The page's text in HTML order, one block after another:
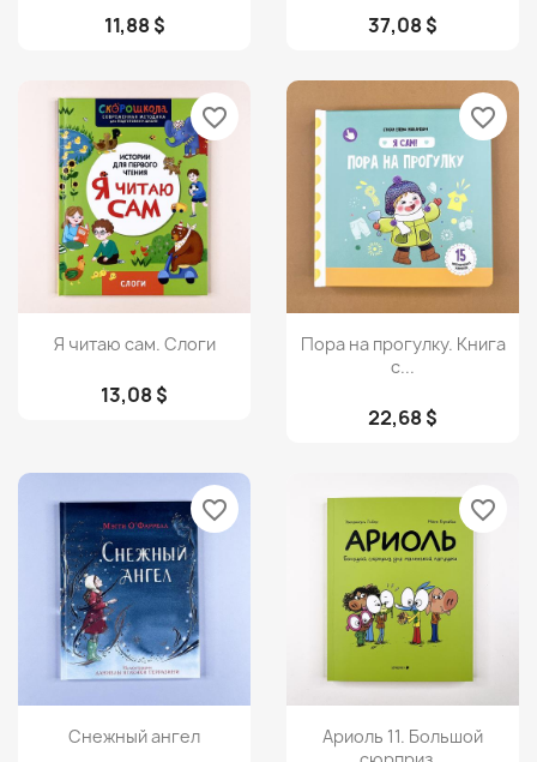
11,88 $ 37,08 $
Просмотр
Я читаю сам. Слоги
13,08 $
favorite_border
Просмотр
Пора на прогулку. Книга
с...
22,68 $
favorite_border
Просмотр
Снежный ангел
favorite_border
Просмотр
Ариоль 11. Большой
favorite_border